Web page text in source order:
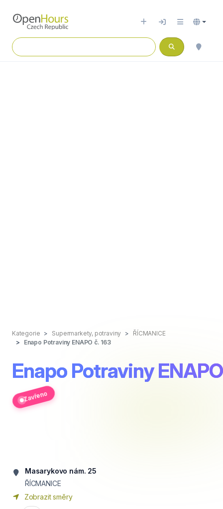
Kategorie Supermarkety, potraviny
ŘÍCMANICE
Enapo Potraviny ENAPO č. 163
Enapo Potraviny
Zavřeno
Masarykovo nám. 25
ŘÍCMANICE
Zobrazit směry